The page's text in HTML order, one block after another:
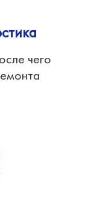
чего